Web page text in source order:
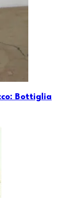
Bottiglia